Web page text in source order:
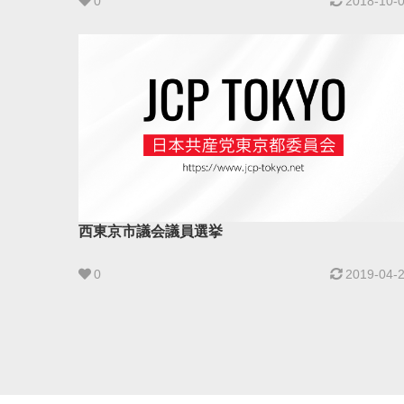
西東京市議会議員選挙
0 2019-04-